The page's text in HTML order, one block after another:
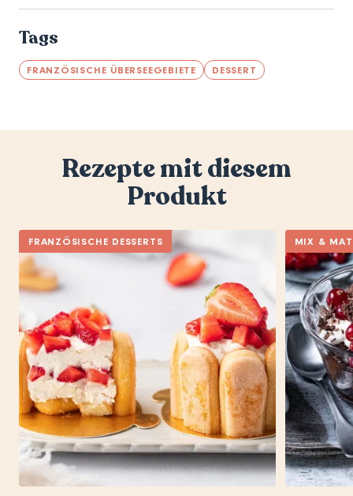
Tags
FRANZÖSISCHE ÜBERSEEGEBIETE DESSERT
Rezepte mit diesem
Produkt
FRANZÖSISCHE DESSERTS MIX &